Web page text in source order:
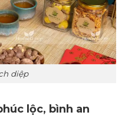
diệp
lộc, bình an